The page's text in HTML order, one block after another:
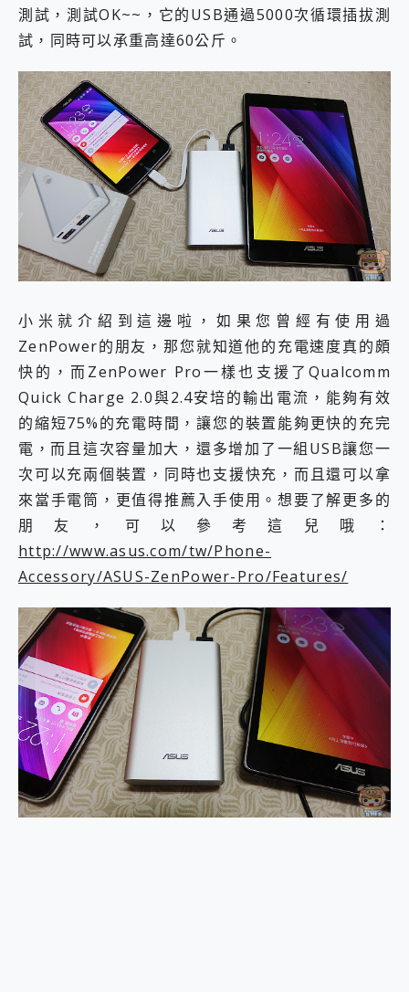
測試，測試OK~~，它的USB通過5000次循環插拔測
試，同時可以承重高達60公斤。
小米就介紹到這邊啦，如果您曾經有使用過
ZenPower的朋友，那您就知道他的充電速度真的頗
快的，而ZenPower Pro一樣也支援了Qualcomm
Quick Charge 2.0與2.4安培的輸出電流，能夠有效
的縮短75%的充電時間，讓您的裝置能夠更快的充完
電，而且這次容量加大，還多增加了一組USB讓您一
次可以充兩個裝置，同時也支援快充，而且還可以拿
來當手電筒，更值得推薦入手使用。想要了解更多的
朋友，可以參考這兒哦：
http://www.asus.com/tw/Phone-
Accessory/ASUS-ZenPower-Pro/Features/